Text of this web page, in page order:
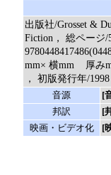
出版社/Grosset &
Fiction， 総ページ
mm× 横mm 厚み
， 初版発行年/
音源
[
邦訳
[
映画・ビデオ化
[